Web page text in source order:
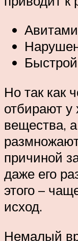
Но так как
отбирают у
вещества,
причиной
даже его
этого –
исход.
Немалый